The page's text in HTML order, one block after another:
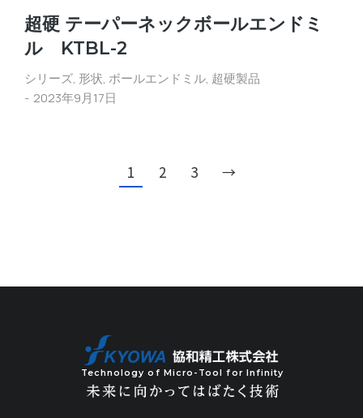
超硬 テーパーネックボールエンドミ
ル KTBL-2
シリーズ, 形状, ボールエンドミル, 超硬製品
2023年9月17日
1 2 3 →
Technology of Micro-Tool for Infinity